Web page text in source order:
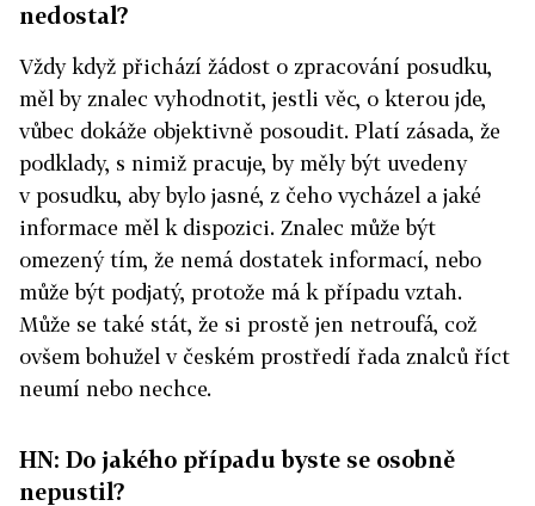
nedostal?
Vždy když přichází žádost o zpracování posudku,
měl by znalec vyhodnotit, jestli věc, o kterou jde,
vůbec dokáže objektivně posoudit. Platí zásada, že
podklady, s nimiž pracuje, by měly být uvedeny
v posudku, aby bylo jasné, z čeho vycházel a jaké
informace měl k dispozici. Znalec může být
omezený tím, že nemá dostatek informací, nebo
může být podjatý, protože má k případu vztah.
Může se také stát, že si prostě jen netroufá, což
ovšem bohužel v českém prostředí řada znalců říct
neumí nebo nechce.
HN: Do jakého případu byste se osobně
nepustil?